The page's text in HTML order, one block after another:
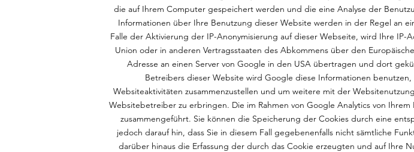
die auf Ihrem Computer gespeichert werden und die eine Analyse der
Informationen über Ihre Benutzung dieser Website werden in der Regel an
Falle der Aktivierung der IP-Anonymisierung auf dieser Webseite, wird Ihre
Union oder in anderen Vertragsstaaten des Abkommens über den
Adresse an einen Server von Google in den USA übertragen und dort
Betreibers dieser Website wird Google diese Informationen
Websiteaktivitäten zusammenzustellen und um weitere mit der
Websitebetreiber zu erbringen. Die im Rahmen von Google Analytics von
zusammengeführt. Sie können die Speicherung der Cookies durch eine
jedoch darauf hin, dass Sie in diesem Fall gegebenenfalls nicht sämtliche
darüber hinaus die Erfassung der durch das Cookie erzeugten und auf Ihre